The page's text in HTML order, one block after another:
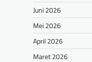
Juni 2026
Mei 2026
April 2026
Maret 2026